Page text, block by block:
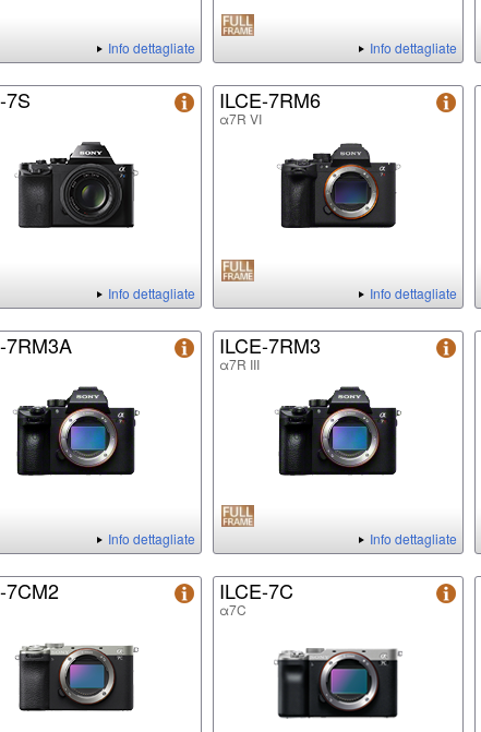
Info dettagliate Info dettagliate
7S
Info dettagliate
ILCE-7RM6
α7R VI
Info dettagliate
7RM3A
Info dettagliate
ILCE-7RM3
α7R III
Info dettagliate
7CM2 ILCE-7C
α7C